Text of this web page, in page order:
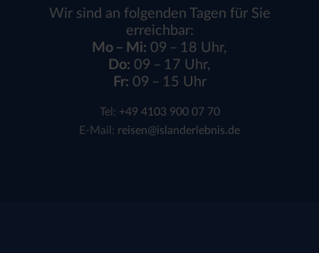
Wir sind an folgenden Tagen für Sie
erreichbar:
Mo – Mi: 09 – 18 Uhr,
Do: 09 – 17 Uhr,
Fr: 09 – 15 Uhr
Tel: +49 4103 900 07 70
E-Mail: reisen@islanderlebnis.de